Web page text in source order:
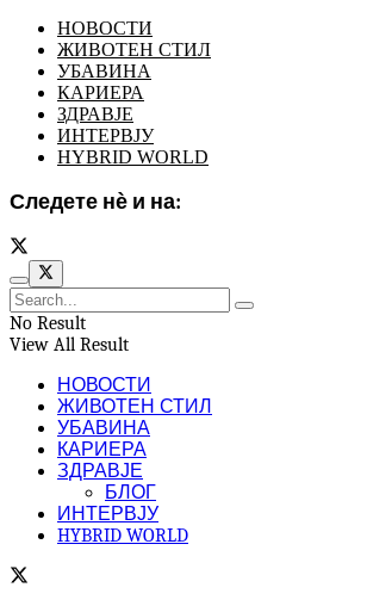
НОВОСТИ
ЖИВОТЕН СТИЛ
УБАВИНА
КАРИЕРА
ЗДРАВЈЕ
ИНТЕРВЈУ
HYBRID WORLD
Следете нѐ и на:
No Result
View All Result
НОВОСТИ
ЖИВОТЕН СТИЛ
УБАВИНА
КАРИЕРА
ЗДРАВЈЕ
БЛОГ
ИНТЕРВЈУ
HYBRID WORLD